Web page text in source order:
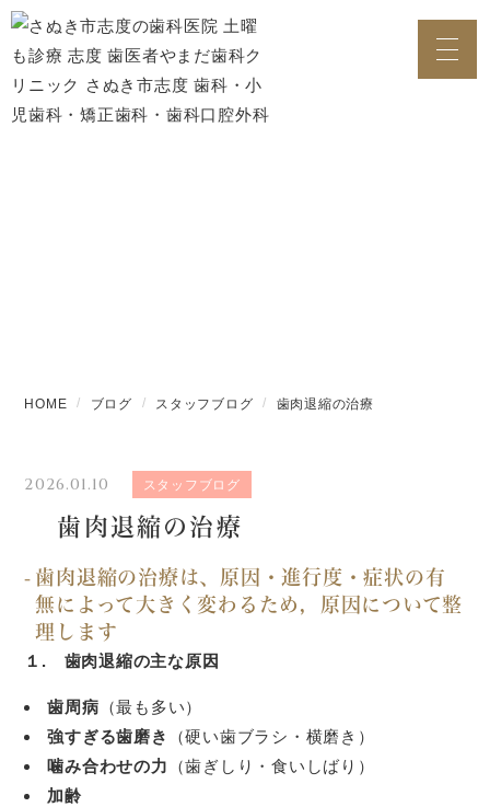
HOME ブログ スタッフブログ 歯肉退縮の治療
2026.01.10 スタッフブログ
歯肉退縮の治療
歯肉退縮の治療は、原因・進行度・症状の有
無によって大きく変わるため，原因について整
理します
１. 歯肉退縮の主な原因
歯周病 （最も多い）
強すぎる歯磨き
（硬い歯ブラシ・横磨き）
噛み合わせの力 （歯ぎしり・食いしばり）
加齢